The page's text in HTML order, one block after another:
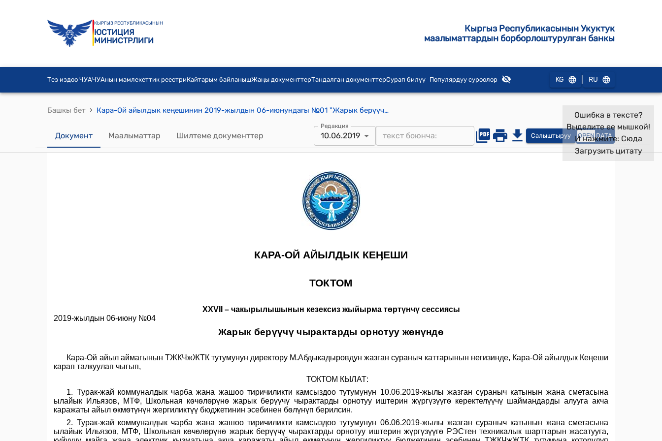
КЫРГЫЗ РЕСПУБЛИКАСЫНЫН
ЮСТИЦИЯ
МИНИСТРЛИГИ
Кыргыз Республикасынын Укуктук
маалыматтардын борборлоштурулган банкы
Тез издөө ЧУАЧУАнын мамлекеттик реестриКайтарым байланышЖаңы документтерТандалган документтерСурап билүү Популярдуу суроолор KG RU
Башкы бет › Кара-Ой айылдык кеңешинин 2019-жылдын 06-июнундагы №01 "Жарык берүүчү чырактарды орнотуу жѳнүндѳ"токтому
Документ Маалыматтар Шилтеме документтер
Редакция
10.06.2019 Салыштыруу OPEN DATA
Ошибка в тексте?
Выделите ее мышкой!
И нажмите: Сюда
Загрузить цитату